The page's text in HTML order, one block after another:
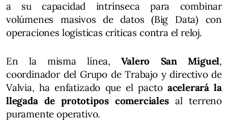
a su capacidad intrínseca para combinar
volúmenes masivos de datos (Big Data) con
operaciones logísticas críticas contra el reloj.
En la misma línea,Valero San Miguel,
coordinador del Grupo de Trabajo y directivo de
Valvia, ha enfatizado que el pactoacelerará la
llegada de prototipos comercialesal terreno
puramente operativo.